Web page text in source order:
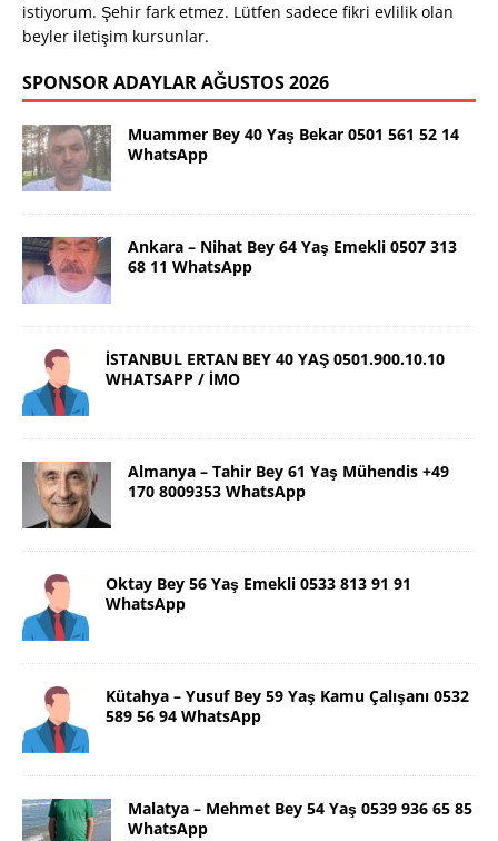
istiyorum. Şehir fark etmez. Lütfen sadece fikri evlilik olan
beyler iletişim kursunlar.
SPONSOR ADAYLAR AĞUSTOS 2026
Muammer Bey 40 Yaş Bekar 0501 561 52 14
WhatsApp
Ankara – Nihat Bey 64 Yaş Emekli 0507 313
68 11 WhatsApp
İSTANBUL ERTAN BEY 40 YAŞ 0501.900.10.10
WHATSAPP / İMO
Almanya – Tahir Bey 61 Yaş Mühendis +49
170 8009353 WhatsApp
Oktay Bey 56 Yaş Emekli 0533 813 91 91
WhatsApp
Kütahya – Yusuf Bey 59 Yaş Kamu Çalışanı 0532
589 56 94 WhatsApp
Malatya – Mehmet Bey 54 Yaş 0539 936 65 85
WhatsApp